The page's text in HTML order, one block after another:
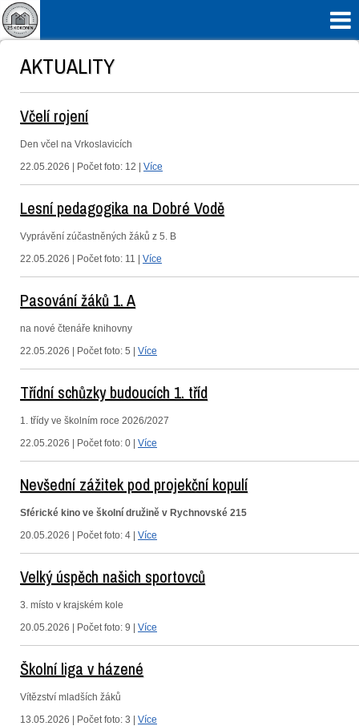
AKTUALITY
Včelí rojení
Den včel na Vrkoslavicích
22.05.2026 | Počet foto: 12 | Více
Lesní pedagogika na Dobré Vodě
Vyprávění zúčastněných žáků z 5. B
22.05.2026 | Počet foto: 11 | Více
Pasování žáků 1. A
na nové čtenáře knihovny
22.05.2026 | Počet foto: 5 | Více
Třídní schůzky budoucích 1. tříd
1. třídy ve školním roce 2026/2027
22.05.2026 | Počet foto: 0 | Více
Nevšední zážitek pod projekční kopulí
Sférické kino ve školní družině v Rychnovské 215
20.05.2026 | Počet foto: 4 | Více
Velký úspěch našich sportovců
3. místo v krajském kole
20.05.2026 | Počet foto: 9 | Více
Školní liga v házené
Vítězství mladších žáků
13.05.2026 | Počet foto: 3 | Více
